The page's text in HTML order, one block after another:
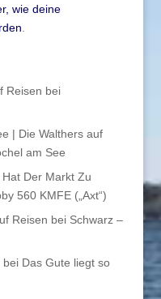
wie deine
Reisen bei
| Die Walthers auf
am See
Der Markt Zu
560 KMFE („Axt“)
Reisen bei Schwarz –
bei Das Gute liegt so